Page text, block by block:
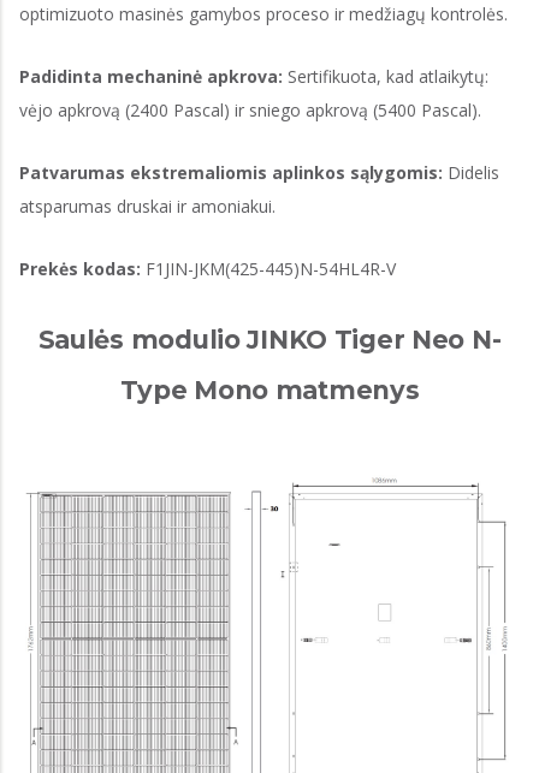
optimizuoto masinės gamybos proceso ir medžiagų kontrolės.
Padidinta mechaninė apkrova: Sertifikuota, kad atlaikytų:
vėjo apkrovą (2400 Pascal) ir sniego apkrovą (5400 Pascal).
Patvarumas ekstremaliomis aplinkos sąlygomis: Didelis
atsparumas druskai ir amoniakui.
Prekės kodas: F1JIN-JKM(425-445)N-54HL4R-V
Saulės modulio JINKO Tiger Neo N-
Type Mono matmenys